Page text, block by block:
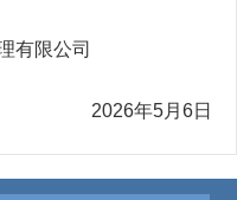
有限公司
2026年5月6日